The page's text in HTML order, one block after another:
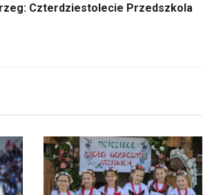
Czterdziestolecie Przedszkola